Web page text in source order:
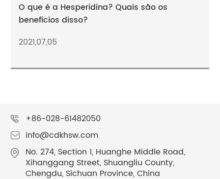
O que é a Hesperidina? Quais são os
benefícios disso?
2021,07,05
+86-028-61482050
info@cdkhsw.com
No. 274, Section 1, Huanghe Middle Road,
Xihanggang Street, Shuangliu County,
Chengdu, Sichuan Province, China